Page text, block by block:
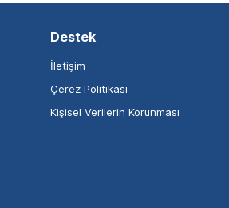
Destek
İletişim
Çerez Politikası
Kişisel Verilerin Korunması